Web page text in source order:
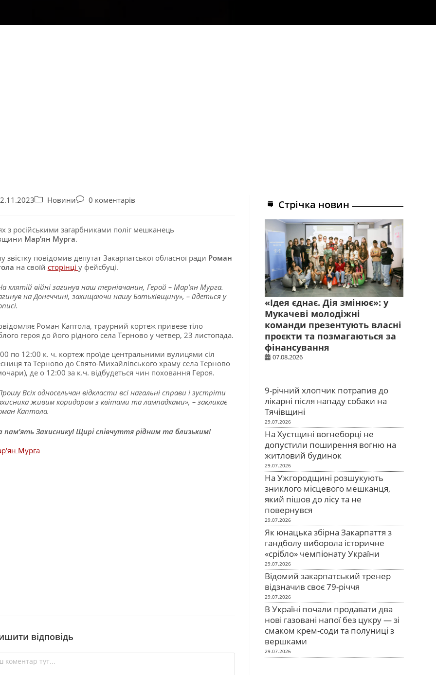
Новини 0 коментарів
з російськими загарбниками поліг мешканець
Мар’ян Мурга.
звістку повідомив депутат Закарпатської обласної ради Роман
на своїй сторінці у фейсбуці.
клятій війні загинув наш тернівчанин, Герой – Марʼян Мурга.
на Донеччині, захищаючи нашу Батьківщину», – йдеться у
Роман Каптола, траурний кортеж привезе тіло
героя до його рідного села Терново у четвер, 23 листопада.
по 12:00 к. ч. кортеж проїде центральними вулицями сіл
та Терново до Свято-Михайлівського храму села Терново
де о 12:00 за к.ч. відбудеться чин поховання Героя.
Всіх односельчан відкласти всі нагальні справи і зустріти
живим коридором з квітами та лампадками», – закликає
Каптола.
пам’ять Захиснику! Щирі співчуття рідним та близьким!
відповідь
Стрічка новин
«Ідея єднає. Дія змінює»: у
Мукачеві молодіжні
команди презентують власні
проєкти та позмагаються за
фінансування
07.08.2026
9-річний хлопчик потрапив до
лікарні після нападу собаки на
Тячівщині
29.07.2026
На Хустщині вогнеборці не
допустили поширення вогню на
житловий будинок
29.07.2026
На Ужгородщині розшукують
зниклого місцевого мешканця,
який пішов до лісу та не
повернувся
29.07.2026
Як юнацька збірна Закарпаття з
гандболу виборола історичне
«срібло» чемпіонату України
29.07.2026
Відомий закарпатський тренер
відзначив своє 79-річчя
29.07.2026
В Україні почали продавати два
нові газовані напої без цукру — зі
смаком крем-соди та полуниці з
вершками
29.07.2026